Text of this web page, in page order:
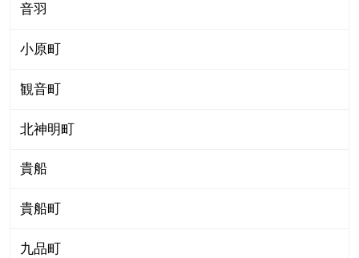
音羽
小原町
観音町
北神明町
貴船
貴船町
九品町